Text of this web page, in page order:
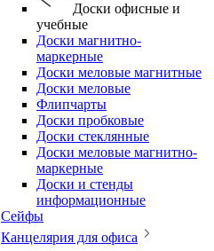
Доски офисные и
учебные
Доски магнитно-
маркерные
Доски меловые магнитные
Доски меловые
Флипчарты
Доски пробковые
Доски стеклянные
Доски меловые магнитно-
маркерные
Доски и стенды
информационные
Сейфы
Канцелярия для офиса